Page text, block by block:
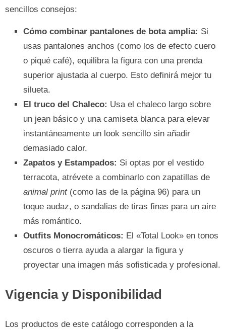
sencillos consejos:
Cómo combinar pantalones de bota amplia: Si
usas pantalones anchos (como los de efecto cuero
o piqué café), equilibra la figura con una prenda
superior ajustada al cuerpo. Esto definirá mejor tu
silueta.
El truco del Chaleco: Usa el chaleco largo sobre
un jean básico y una camiseta blanca para elevar
instantáneamente un look sencillo sin añadir
demasiado calor.
Zapatos y Estampados: Si optas por el vestido
terracota, atrévete a combinarlo con zapatillas de
animal print(como las de la página 96) para un
toque audaz, o sandalias de tiras finas para un aire
más romántico.
Outfits Monocromáticos: El «Total Look» en tonos
oscuros o tierra ayuda a alargar la figura y
proyectar una imagen más sofisticada y profesional.
Vigencia y Disponibilidad
Los productos de este catálogo corresponden a la